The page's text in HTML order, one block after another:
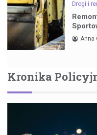
Drogi i
Anna
Kronika